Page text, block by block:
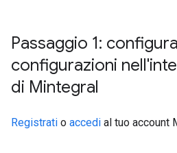
Passaggio 1:
configurazioni
di Mintegral
Registrati o accedi al tuo account